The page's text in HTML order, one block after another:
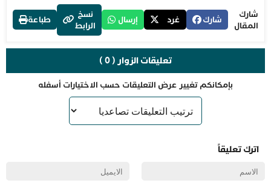
شارك
المقال
شارك غرد إرسال
نسخ
الرابط
طباعة
تعليقات الزوار ( 0 )
بإمكانكم تغيير عرض التعليقات حسب الاختيارات أسفله
اترك تعليقاً